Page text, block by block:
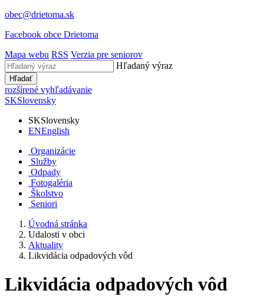
obec@drietoma.sk
Facebook obce Drietoma
Mapa webu RSS Verzia pre seniorov
Hľadaný výraz
Hľadať
rozšírené vyhľadávanie
SKSlovensky
SKSlovensky
ENEnglish
Organizácie
Služby
Odpady
Fotogaléria
Školstvo
Seniori
Úvodná stránka
Udalosti v obci
Aktuality
Likvidácia odpadových vôd
Likvidácia odpadových vôd